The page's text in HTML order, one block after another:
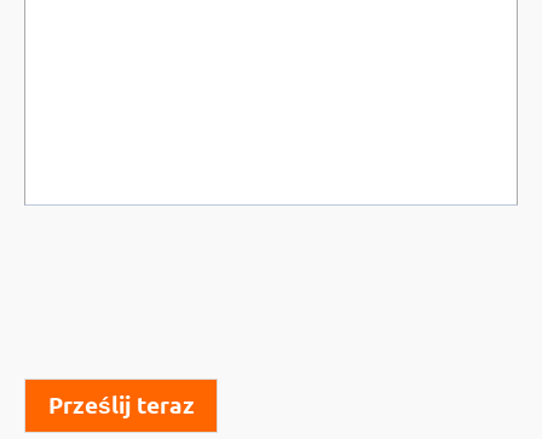
Prześlij teraz